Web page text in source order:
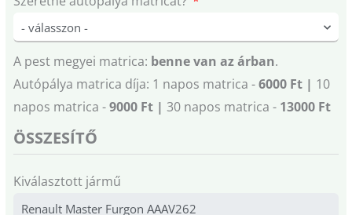
A pest megyei matrica: benne van az árban.
Autópálya matrica díja: 1 napos matrica -6000 Ft | 10
napos matrica -9000 Ft | 30 napos matrica - 13000 Ft
ÖSSZESÍTŐ
Kiválasztott jármű